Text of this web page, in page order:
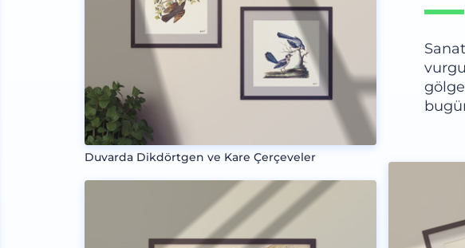
Duvarda Dikdörtgen ve Kare Çerçeveler